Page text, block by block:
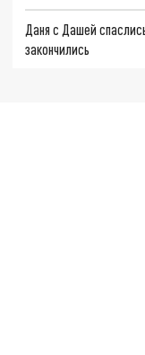
Даня с Дашей
закончились